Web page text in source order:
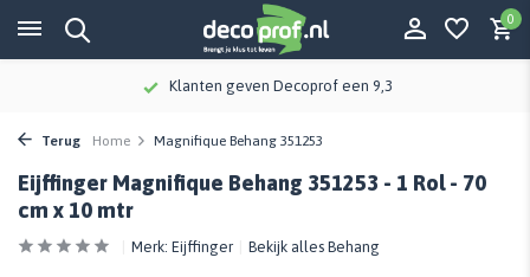
0
Klanten geven Decoprof een 9,3
Terug Home Magnifique Behang 351253
Eijffinger Magnifique Behang 351253 - 1 Rol - 70
cm x 10 mtr
Merk: Eijffinger Bekijk alles Behang